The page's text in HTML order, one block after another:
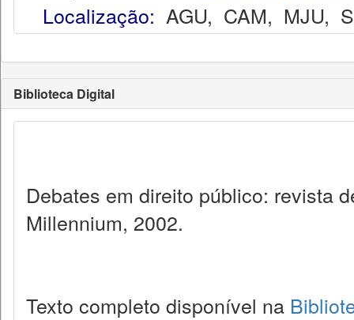
Localização: AGU, CAM, MJU,
Biblioteca Digital
Debates em direito público: revista
Millennium, 2002.
Texto completo disponível na